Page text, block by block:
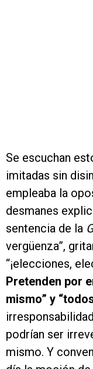
Se escuchan
imitadas sin
empleaba la
desmanes
sentencia de la
vergüenza”,
“¡elecciones,
Pretenden por
mismo” y
podrían ser
mismo. Y